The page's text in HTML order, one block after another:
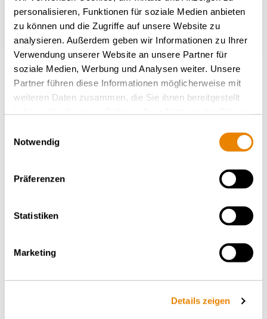
personalisieren, Funktionen für soziale Medien anbieten
zu können und die Zugriffe auf unsere Website zu
analysieren. Außerdem geben wir Informationen zu Ihrer
Verwendung unserer Website an unsere Partner für
soziale Medien, Werbung und Analysen weiter. Unsere
Partner führen diese Informationen möglicherweise mit
weiteren Daten zusammen, die Sie ihnen bereitgestellt
Notwendig
Präferenzen
Statistiken
Marketing
Details zeigen
Wagon porte-conteneur Sgnss
INTERMODAL